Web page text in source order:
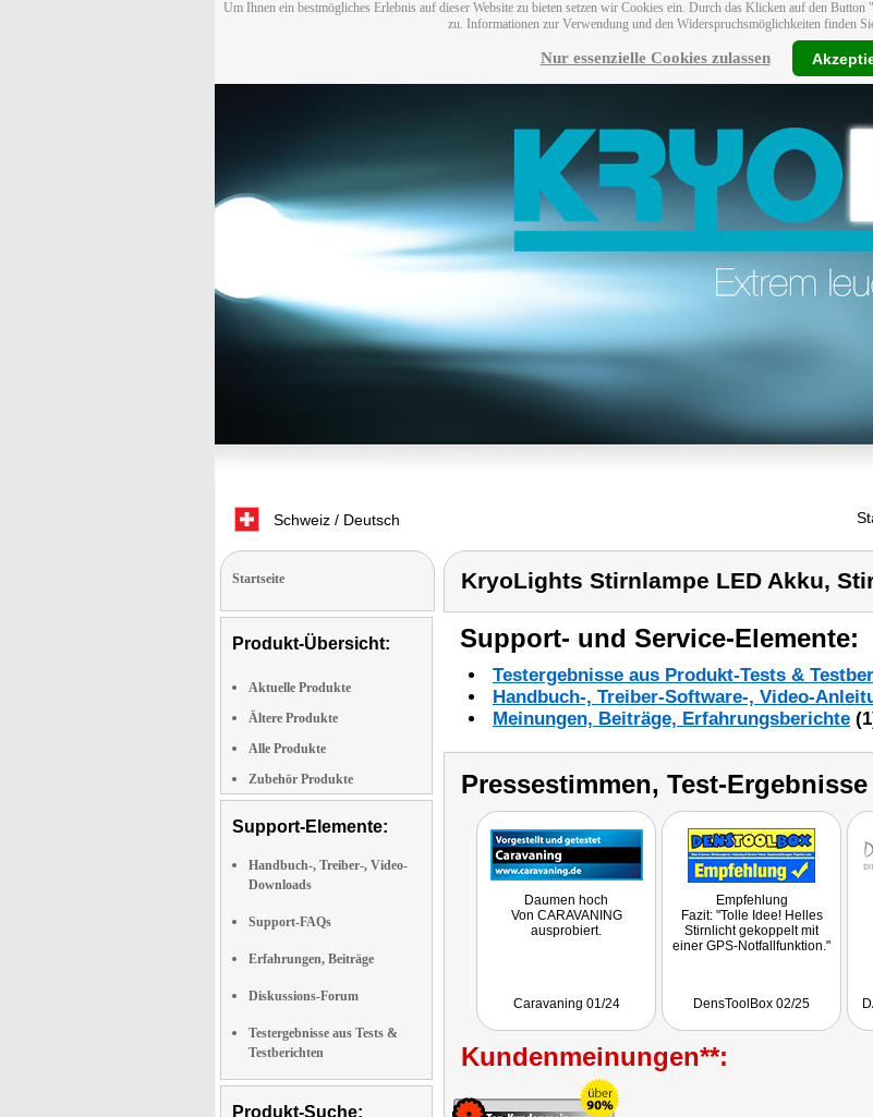
Um Ihnen ein bestmögliches Erlebnis auf dieser Website zu bieten setzen wir Cookies ein. Durch das Klicken auf den
zu. Informationen zur Verwendung und den Widerspruchsmöglichkeiten finden
Nur essenzielle Cookies zulassen
Schweiz / Deutsch
Startseite
Produkt-Übersicht:
Aktuelle Produkte
Ältere Produkte
Alle Produkte
Zubehör Produkte
Support-Elemente:
Handbuch-, Treiber-, Video-
Downloads
Support-FAQs
Erfahrungen, Beiträge
Diskussions-Forum
Testergebnisse aus Tests &
Testberichten
Produkt-Suche:
KryoLights Stirnlampe LED Akku,
Support- und Service-Elemente:
Testergebnisse aus Produkt-Tests &
Handbuch-, Treiber-Software-, Video-
Meinungen, Beiträge, Erfahrungsberichte
Pressestimmen, Test-
Daumen hoch
Von CARAVANING
ausprobiert.
Caravaning 01/24
Empfehlung
Fazit: "Tolle Idee! Helles
Stirnlicht gekoppelt mit
einer GPS-Notfallfunktion."
DensToolBox 02/25
Kundenmeinungen**: